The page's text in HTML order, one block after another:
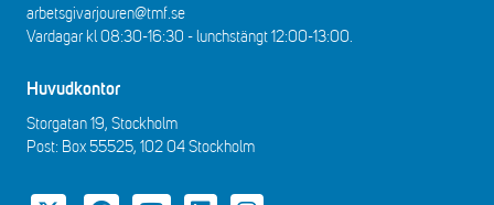
arbetsgivarjouren@tmf.se
Vardagar kl 08:30-16:30 - lunchstängt 12:00-13:00​.
Huvudkontor
Storgatan 19, Stockholm
Post: Box 55525, 102 04 Stockholm